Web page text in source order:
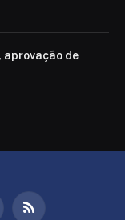
aprovação de
RSS